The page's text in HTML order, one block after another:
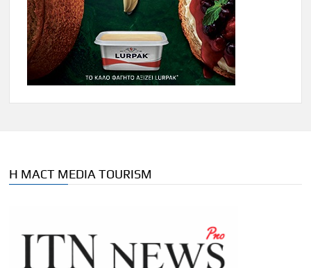
Η MACT MEDIA TOURISM